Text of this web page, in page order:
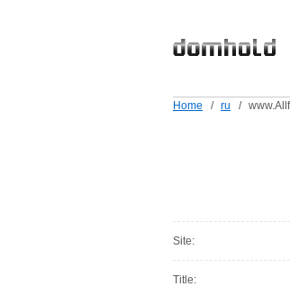
Home / ru /
Site:
Title: